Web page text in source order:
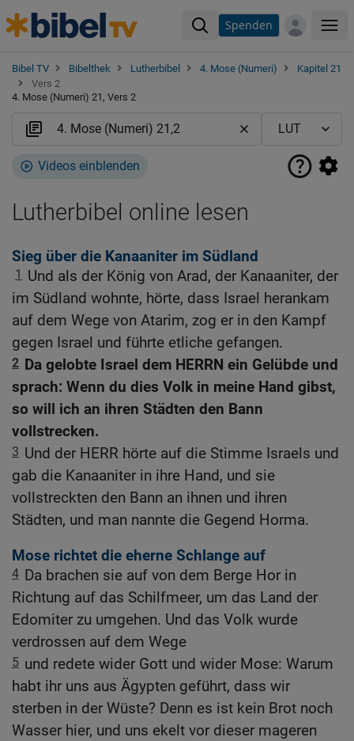
Spenden
Bibel TV Bibelthek Lutherbibel 4. Mose (Numeri)
Kapitel 21
Vers 2
4. Mose (Numeri) 21, Vers 2
Videos einblenden
Lutherbibel online lesen
Sieg über die Kanaaniter im Südland
1
Und als der König von Arad, der Kanaaniter, der
im Südland wohnte, hörte, dass Israel herankam
auf dem Wege von Atarim, zog er in den Kampf
gegen Israel und führte etliche gefangen.
2 Da gelobte Israel dem HERRN ein Gelübde und
sprach: Wenn du dies Volk in meine Hand gibst,
so will ich an ihren Städten den Bann
vollstrecken.
3 Und der HERR hörte auf die Stimme Israels und
gab die Kanaaniter in ihre Hand, und sie
vollstreckten den Bann an ihnen und ihren
Städten, und man nannte die Gegend Horma.
Mose richtet die eherne Schlange auf
4 Da brachen sie auf von dem Berge Hor in
Richtung auf das Schilfmeer, um das Land der
Edomiter zu umgehen. Und das Volk wurde
verdrossen auf dem Wege
5 und redete wider Gott und wider Mose: Warum
habt ihr uns aus Ägypten geführt, dass wir
sterben in der Wüste? Denn es ist kein Brot noch
Wasser hier, und uns ekelt vor dieser mageren